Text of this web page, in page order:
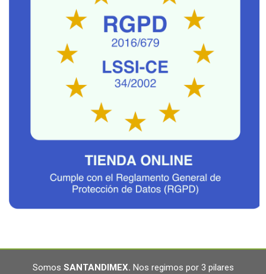
Somos SANTANDIMEX. Nos regimos por 3 pilares